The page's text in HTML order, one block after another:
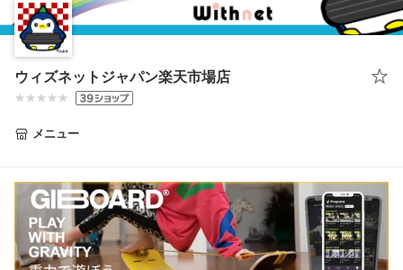
ウィズネットジャパン楽天市場店
メニュー